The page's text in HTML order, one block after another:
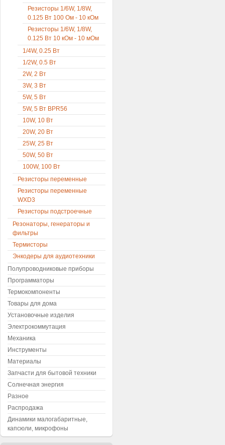
Резисторы 1/6W, 1/8W,
0.125 Вт 100 Ом - 10 кОм
Резисторы 1/6W, 1/8W,
0.125 Вт 10 кОм - 10 мОм
1/4W, 0.25 Вт
1/2W, 0.5 Вт
2W, 2 Вт
3W, 3 Вт
5W, 5 Вт
5W, 5 Вт BPR56
10W, 10 Вт
20W, 20 Вт
25W, 25 Вт
50W, 50 Вт
100W, 100 Вт
Резисторы переменные
Резисторы переменные
WXD3
Резисторы подстроечные
Резонаторы, генераторы и
фильтры
Термисторы
Энкодеры для аудиотехники
Полупроводниковые приборы
Программаторы
Термокомпоненты
Товары для дома
Установочные изделия
Электрокоммутация
Механика
Инструменты
Материалы
Запчасти для бытовой техники
Солнечная энергия
Разное
Распродажа
Динамики малогабаритные,
капсюли, микрофоны